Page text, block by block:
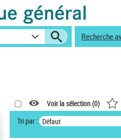
Recherche
Voir la sélection (0)
Tri par : Défaut